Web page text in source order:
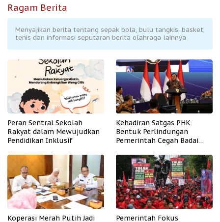
Ragam Berita
Menyajikan berita tentang sepak bola, bulu tangkis, basket,
tenis dan informasi seputaran berita olahraga lainnya
Peran Sentral Sekolah
Rakyat dalam Mewujudkan
Pendidikan Inklusif
Kehadiran Satgas PHK
Bentuk Perlindungan
Pemerintah Cegah Badai
Koperasi Merah Putih Jadi Pemerintah Fokus